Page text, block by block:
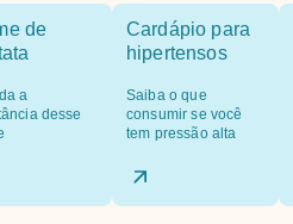
de
a
desse
Cardápio para
hipertensos
Saiba o que
consumir se você
tem pressão alta